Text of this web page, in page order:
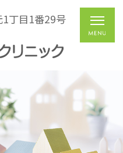
丁目1番29号